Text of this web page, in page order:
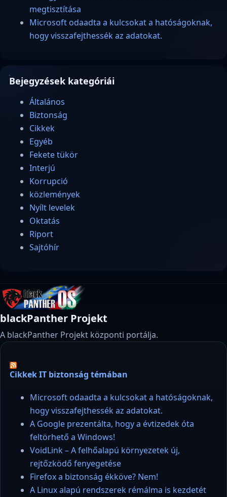
megtisztítása
Microsoft odaadta a kulcsokat a hatóságoknak,
hogy visszafejthessék az adatokat.
Bejegyzések kategóriái
Általános
Biztonság
Cikkek
Egyéb
Fekete tükör
Interjú
Korrupció
közlemények
Nyílt levelek
Oktatás
Riport
Sajtóhír
blackPanther Projekt
A blackPanther Projekt központi portálja.
Cikkek IT biztonság témában
Microsoft odaadta a kulcsokat a hatóságoknak,
hogy visszafejthessék az adatokat.
A Google prezentálta, hogy a évtizedek óta
feltörhető a Windows!
VoidLink – A felhőalapú környezetek új,
rejtőzködő fenyegetése
Firefox a biztonság ékköve? Nem!
A Linux alapú rendszerek rémálma is kezdetét